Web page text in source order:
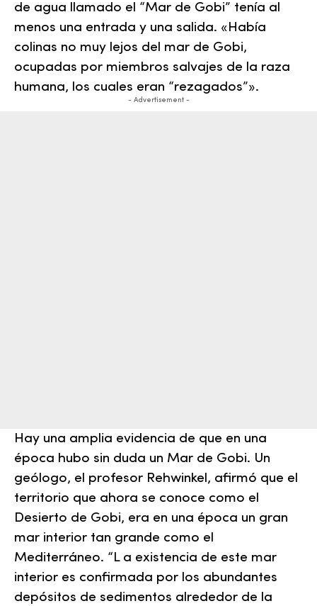
de agua llamado el “Mar de Gobi” tenía al
menos una entrada y una salida. «Había
colinas no muy lejos del mar de Gobi,
ocupadas por miembros salvajes de la raza
humana, los cuales eran “rezagados”».
- Advertisement -
Hay una amplia evidencia de que en una
época hubo sin duda un Mar de Gobi. Un
geólogo, el profesor Rehwinkel, afirmó que el
territorio que ahora se conoce como el
Desierto de Gobi, era en una época un gran
mar interior tan grande como el
Mediterráneo. “L a existencia de este mar
interior es confirmada por los abundantes
depósitos de sedimentos alrededor de la